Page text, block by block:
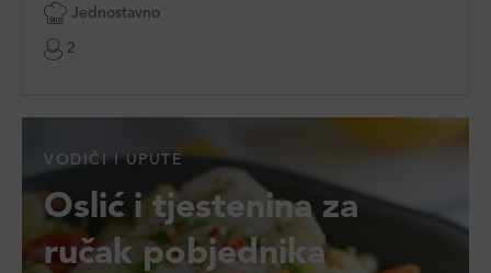
Jednostavno
2
VODIČI I UPUTE
Oslić i tjestenina za
ručak pobjednika